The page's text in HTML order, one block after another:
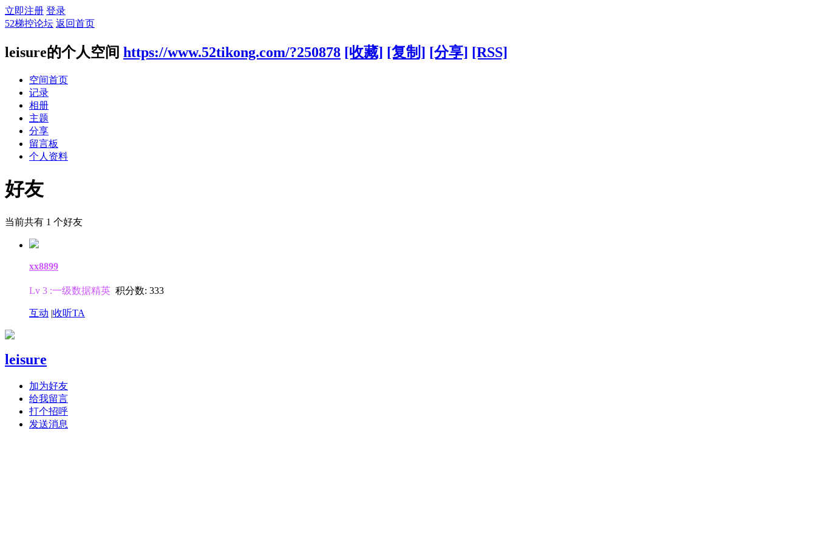
立即注册 登录
52梯控论坛 返回首页
leisure的个人空间 https://www.52tikong.com/?250878 [收藏] [复制] [分享] [RSS]
空间首页
记录
相册
主题
分享
留言板
个人资料
好友
当前共有 1 个好友
xx8899
Lv 3 :一级数据精英 积分数: 333
互动 |收听TA
leisure
加为好友
给我留言
打个招呼
发送消息